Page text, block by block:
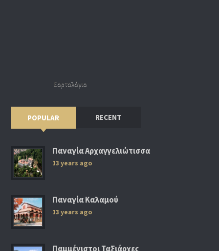
Εορτολόγιο
POPULAR RECENT
Παναγία Αρχαγγελιώτισσα
13 years ago
Παναγία Καλαμού
13 years ago
Παμμέγιστοι Ταξιάρχες